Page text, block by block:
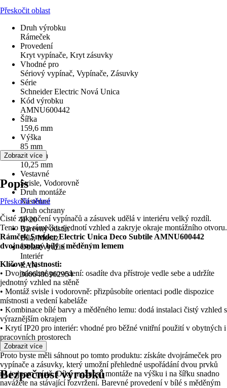
Přeskočit oblast
Druh výrobku
Rámeček
Provedení
Kryt vypínače, Kryt zásuvky
Vhodné pro
Sériový vypínač, Vypínače, Zásuvky
Série
Schneider Electric Nová Unica
Kód výrobku
AMNU600442
Šířka
159,6 mm
Výška
85 mm
Hloubka
10,25 mm
Vestavné
Svisle, Vodorovně
Druh montáže
Nástěnné
Druh ochrany
IP 20
Barevný odstín
Bílá, Mosaz
Oblast využití
Interiér
EAN
3606486962954
Zobrazit více
Popis
Přeskočit oblast
Čisté zakončení vypínačů a zásuvek udělá v interiéru velký rozdíl.
Tento typ rámečku sjednotí vzhled a zakryje okraje montážního otvoru.
Rámček Sneider Electric Unica Deco Subtile AMNU600442
dvojnásobný bílý s měděným lemem
Klíčové vlastnosti:
• Dvojnásobné provedení: osadíte dva přístroje vedle sebe a udržíte
jednotný vzhled na stěně
• Montáž svisle i vodorovně: přizpůsobíte orientaci podle dispozice
místnosti a vedení kabeláže
• Kombinace bílé barvy a měděného lemu: dodá instalaci čistý vzhled s
výraznějším okrajem
• Krytí IP20 pro interiér: vhodné pro běžné vnitřní použití v obytných i
pracovních prostorech
Proto byste měli sáhnout po tomto produktu: získáte dvojrámeček pro
vypínače a zásuvky, který umožní přehledné uspořádání dvou prvků
na jednom místě. Díky možnosti montáže na výšku i na šířku snadno
navážete na stávající rozvržení. Barevné provedení v bílé s měděným
Zobrazit více
Bezpečnost výrobků